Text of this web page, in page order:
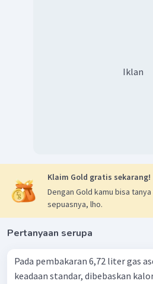
Iklan
Klaim Gold gratis sekarang!
Dengan Gold kamu bisa
sepuasnya, lho.
Pertanyaan serupa
Pada pembakaran 6,72 liter gas
keadaan standar, dibebaskan